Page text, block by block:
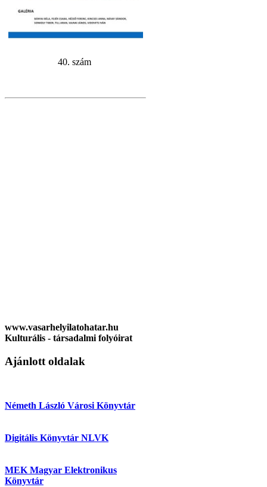
40. szám
www.vasarhelyilatohatar.hu
Kulturális - társadalmi folyóirat
Ajánlott oldalak
Németh László Városi Könyvtár
Digitális Könyvtár NLVK
MEK Magyar Elektronikus
Könyvtár